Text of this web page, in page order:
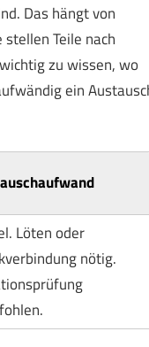
Das hängt von
Teile nach
zu wissen, wo
ein
Löten oder
nötig.